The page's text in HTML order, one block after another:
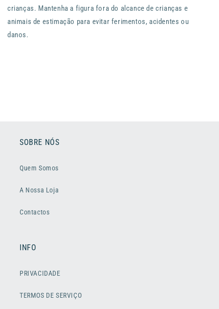
crianças. Mantenha a figura fora do alcance de crianças e
animais de estimação para evitar ferimentos, acidentes ou
danos.
SOBRE NÓS
Quem Somos
A Nossa Loja
Contactos
INFO
PRIVACIDADE
TERMOS DE SERVIÇO